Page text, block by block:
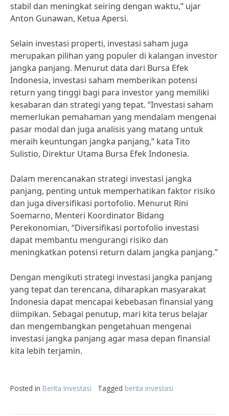
stabil dan meningkat seiring dengan waktu,” ujar
Anton Gunawan, Ketua Apersi.
Selain investasi properti, investasi saham juga
merupakan pilihan yang populer di kalangan investor
jangka panjang. Menurut data dari Bursa Efek
Indonesia, investasi saham memberikan potensi
return yang tinggi bagi para investor yang memiliki
kesabaran dan strategi yang tepat. “Investasi saham
memerlukan pemahaman yang mendalam mengenai
pasar modal dan juga analisis yang matang untuk
meraih keuntungan jangka panjang,” kata Tito
Sulistio, Direktur Utama Bursa Efek Indonesia.
Dalam merencanakan strategi investasi jangka
panjang, penting untuk memperhatikan faktor risiko
dan juga diversifikasi portofolio. Menurut Rini
Soemarno, Menteri Koordinator Bidang
Perekonomian, “Diversifikasi portofolio investasi
dapat membantu mengurangi risiko dan
meningkatkan potensi return dalam jangka panjang.”
Dengan mengikuti strategi investasi jangka panjang
yang tepat dan terencana, diharapkan masyarakat
Indonesia dapat mencapai kebebasan finansial yang
diimpikan. Sebagai penutup, mari kita terus belajar
dan mengembangkan pengetahuan mengenai
investasi jangka panjang agar masa depan finansial
kita lebih terjamin.
Posted in Berita Investasi Tagged berita investasi